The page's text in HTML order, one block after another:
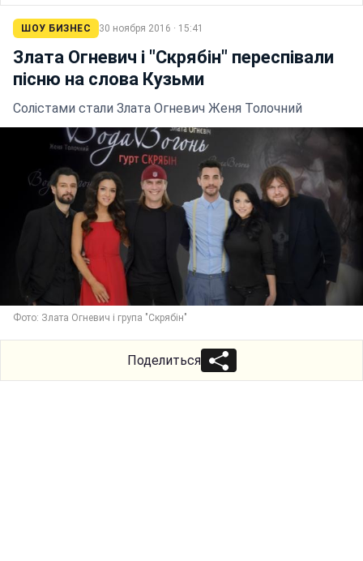
ШОУ БИЗНЕС 30 ноября 2016 · 15:41
Злата Огневич і "Скрябін" переспівали
пісню на слова Кузьми
Солістами стали Злата Огневич Женя Толочний
Фото: Злата Огневич і група "Скрябін"
Поделиться